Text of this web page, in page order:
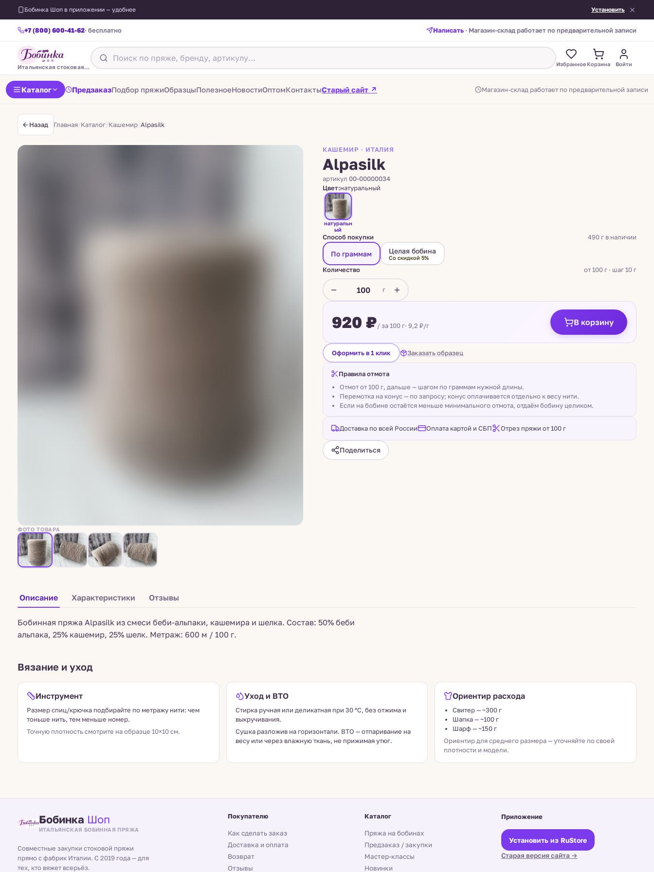
Бобинка Шоп в приложении — удобнее Установить
+7 (800) 600-41-62· бесплатно Написать · Магазин-склад работает по предварительной записи
Итальянская стоковая пряжа Избранное Корзина Войти
Каталог ПредзаказПодбор пряжиОбразцыПолезноеНовостиОптомКонтактыСтарый сайт ↗ Магазин-склад работает по предварительной записи
Назад Главная/Каталог/Кашемир/Alpasilk
ФОТО ТОВАРА
КАШЕМИР · ИТАЛИЯ
Alpasilk
артикул 00-00000034
Цвет:натуральный
натуральн
ый
Способ покупки 490 г в наличии
По граммам Целая бобина
Со скидкой 5%
Количество от 100 г · шаг 10 г
г
920 ₽/ за 100 г· 9,2 ₽/г В корзину
Оформить в 1 клик Заказать образец
Правила отмота
Отмот от 100 г, дальше — шагом по граммам нужной длины.
Перемотка на конус — по запросу; конус оплачивается отдельно к весу нити.
Если на бобине остаётся меньше минимального отмота, отдаём бобину целиком.
Доставка по всей России Оплата картой и СБП Отрез пряжи от 100 г
Поделиться
Описание Характеристики Отзывы
Бобинная пряжа Alpasilk из смеси беби-альпаки, кашемира и шелка. Состав: 50% беби
альпака, 25% кашемир, 25% шелк. Метраж: 600 м / 100 г.
Вязание и уход
Инструмент
Размер спиц/крючка подбирайте по метражу нити: чем
тоньше нить, тем меньше номер.
Точную плотность смотрите на образце 10×10 см.
Уход и ВТО
Стирка ручная или деликатная при 30 °C, без отжима и
выкручивания.
Сушка разложив на горизонтали. ВТО — отпаривание на
весу или через влажную ткань, не прижимая утюг.
Ориентир расхода
Свитер — ~300 г
Шапка — ~100 г
Шарф — ~150 г
Ориентир для среднего размера — уточняйте по своей
плотности и модели.
Бобинка Шоп
ИТАЛЬЯНСКАЯ БОБИННАЯ ПРЯЖА
Совместные закупки стоковой пряжи
прямо с фабрик Италии. С 2019 года — для
тех, кто вяжет всерьёз.
Покупателю
Как сделать заказ
Доставка и оплата
Возврат
Отзывы
Каталог
Пряжа на бобинах
Предзаказ / закупки
Мастер-классы
Новинки
Приложение
Установить из RuStore
Старая версия сайта →